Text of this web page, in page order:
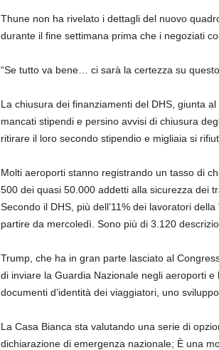
Thune non ha rivelato i dettagli del nuovo
durante il fine settimana prima che i negoziati
“Se tutto va bene… ci sarà la certezza su
La chiusura dei finanziamenti del DHS, giunta
mancati stipendi e persino avvisi di chiusura
ritirare il loro secondo stipendio e migliaia si
Molti aeroporti stanno registrando un tasso di
500 dei quasi 50.000 addetti alla sicurezza dei
Secondo il DHS, più dell’11% dei lavoratori
partire da mercoledì. Sono più di 3.120
Trump, che ha in gran parte lasciato al
di inviare la Guardia Nazionale negli aeroporti
documenti d’identità dei viaggiatori, uno
La Casa Bianca sta valutando una serie di
dichiarazione di emergenza nazionale; È una